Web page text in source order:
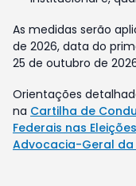
As medidas serão
de 2026, data do
25 de outubro de
Orientações
na Cartilha de
Federais nas
Advocacia-Geral da